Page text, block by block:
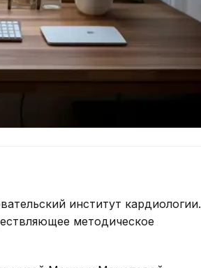
институт кардиологии.
методическое